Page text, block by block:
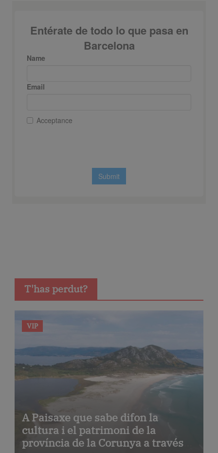
T'has perdut?
VIP
A Paisaxe que sabe difon la
cultura i el patrimoni de la
província de la Corunya a través